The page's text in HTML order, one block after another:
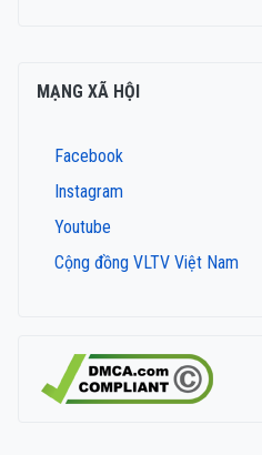
MẠNG XÃ HỘI
Facebook
Instagram
Youtube
Cộng đồng VLTV Việt Nam